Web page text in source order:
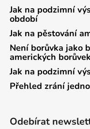
Jak na podzimní
období
Jak na pěstování
Není borůvka jako
amerických borůvek
Jak na podzimní
Přehled zrání
Odebírat